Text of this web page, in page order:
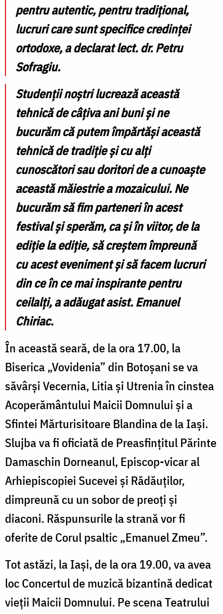
pentru autentic, pentru tradițional,
lucruri care sunt specifice credinței
ortodoxe, a declarat lect. dr. Petru
Sofragiu.
Studenții noștri lucrează această
tehnică de câțiva ani buni și ne
bucurăm că putem împărtăși această
tehnică de tradiție și cu alți
cunoscători sau doritori de a cunoaște
această măiestrie a mozaicului. Ne
bucurăm să fim parteneri în acest
festival și sperăm, ca și în viitor, de la
ediție la ediție, să creștem împreună
cu acest eveniment și să facem lucruri
din ce în ce mai inspirante pentru
ceilalți, a adăugat asist. Emanuel
Chiriac.
În această seară, de la ora 17.00, la
Biserica „Vovidenia” din Botoșani se va
săvârși Vecernia, Litia și Utrenia în cinstea
Acoperământului Maicii Domnului și a
Sfintei Mărturisitoare Blandina de la Iași.
Slujba va fi oficiată de Preasfințitul Părinte
Damaschin Dorneanul, Episcop-vicar al
Arhiepiscopiei Sucevei și Rădăuților,
dimpreună cu un sobor de preoți și
diaconi. Răspunsurile la strană vor fi
oferite de Corul psaltic „Emanuel Zmeu”.
Tot astăzi, la Iași, de la ora 19.00, va avea
loc Concertul de muzică bizantină dedicat
vieții Maicii Domnului. Pe scena Teatrului